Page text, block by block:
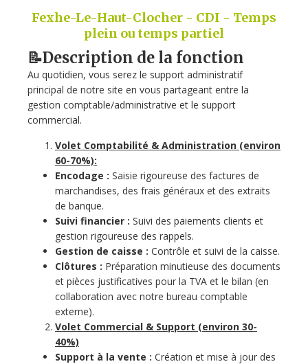
Fexhe-Le-Haut-Clocher - CDI - Temps
plein ou temps partiel
📝Description de la fonction
Au quotidien, vous serez le support administratif
principal de notre site en vous partageant entre la
gestion comptable/administrative et le support
commercial.
Volet Comptabilité & Administration (environ
60-70%):
Encodage : Saisie rigoureuse des factures de
marchandises, des frais généraux et des extraits
de banque.
Suivi financier : Suivi des paiements clients et
gestion rigoureuse des rappels.
Gestion de caisse : Contrôle et suivi de la caisse.
Clôtures : Préparation minutieuse des documents
et pièces justificatives pour la TVA et le bilan (en
collaboration avec notre bureau comptable
externe).
Volet Commercial & Support (environ 30-
40%)
Support à la vente : Création et mise à jour des